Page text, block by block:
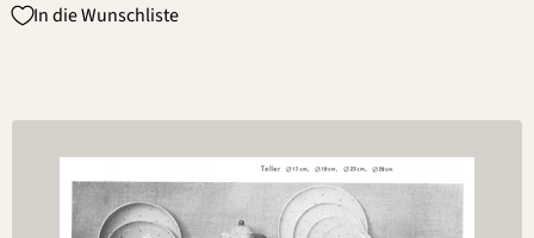
In die Wunschliste